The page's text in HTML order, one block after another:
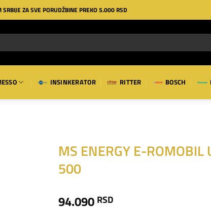
ZA SVE PORUDŽBINE PREKO 5.000 RSD
INSINKERATOR RITTER BOSCH
MS ENERGY E-ROMOBIL
500
94.090 RSD